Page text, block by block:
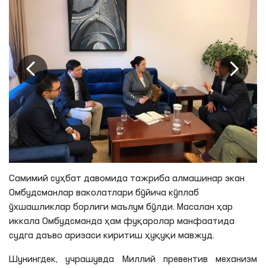
Самимий суҳбат давомида тажриба алмашинар экан
Омбудсманлар ваколатлари бўйича кўплаб
ўхшашликлар борлиги маълум бўлди. Масалан ҳар
иккала Омбудсманда ҳам фуқаролар манфаатида
судга даъво аризаси киритиш ҳуқуқи мавжуд.
Шунингдек, учрашувда Миллий превентив механизм